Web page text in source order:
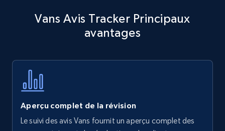
specific keywords
Title, Seller name, Brand, Description, Initial
Vans Avis Tracker Principaux
avantages
Aperçu complet de la révision
Le suivi des avis Vans fournit un aperçu complet des